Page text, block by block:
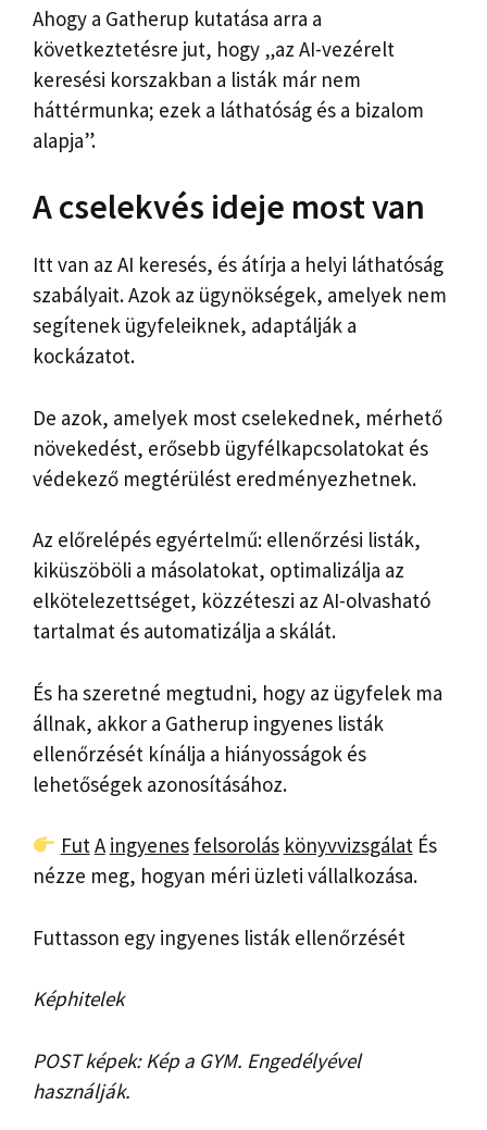
Ahogy a Gatherup kutatása arra a
következtetésre jut, hogy „az AI-vezérelt
keresési korszakban a listák már nem
háttérmunka; ezek a láthatóság és a bizalom
alapja”.
A cselekvés ideje most van
Itt van az AI keresés, és átírja a helyi láthatóság
szabályait. Azok az ügynökségek, amelyek nem
segítenek ügyfeleiknek, adaptálják a
kockázatot.
De azok, amelyek most cselekednek, mérhető
növekedést, erősebb ügyfélkapcsolatokat és
védekező megtérülést eredményezhetnek.
Az előrelépés egyértelmű: ellenőrzési listák,
kiküszöböli a másolatokat, optimalizálja az
elkötelezettséget, közzéteszi az AI-olvasható
tartalmat és automatizálja a skálát.
És ha szeretné megtudni, hogy az ügyfelek ma
állnak, akkor a Gatherup ingyenes listák
ellenőrzését kínálja a hiányosságok és
lehetőségek azonosításához.
FutA ingyenes felsorolás könyvvizsgálatÉs
nézze meg, hogyan méri üzleti vállalkozása.
Futtasson egy ingyenes listák ellenőrzését
Képhitelek
POST képek: Kép a GYM. Engedélyével
használják.